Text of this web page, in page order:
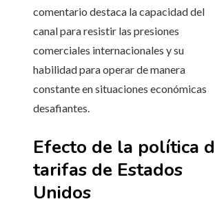
comentario destaca la capacidad del
canal para resistir las presiones
comerciales internacionales y su
habilidad para operar de manera
constante en situaciones económicas
desafiantes.
Efecto de la política
tarifas de Estados
Unidos